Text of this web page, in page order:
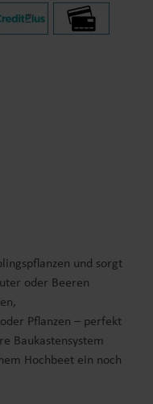
und sorgt
oder Beeren
Pflanzen – perfekt
Baukastensystem
Hochbeet ein noch